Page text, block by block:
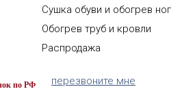
Сушка обуви и обогрев ног
Обогрев труб и кровли
Распродажа
по РФ
перезвоните мне